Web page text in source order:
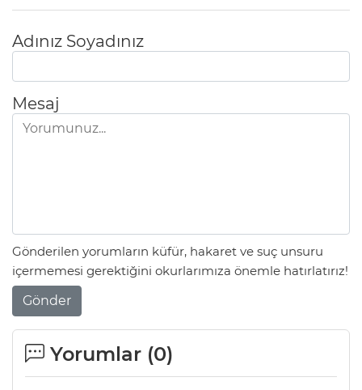
Adınız Soyadınız
Mesaj
Gönderilen yorumların küfür, hakaret ve suç unsuru
içermemesi gerektiğini okurlarımıza önemle hatırlatırız!
Gönder
Yorumlar (0)